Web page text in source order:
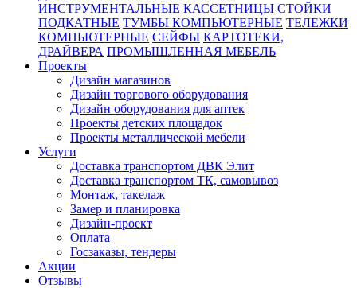
ИНСТРУМЕНТАЛЬНЫЕ КАССЕТНИЦЫ СТОЙКИ
ПОДКАТНЫЕ ТУМБЫ КОМПЬЮТЕРНЫЕ ТЕЛЕЖКИ
КОМПЬЮТЕРНЫЕ СЕЙФЫ КАРТОТЕКИ,
ДРАЙВЕРА ПРОМЫШЛЕННАЯ МЕБЕЛЬ
Проекты
Дизайн магазинов
Дизайн торгового оборудования
Дизайн оборудования для аптек
Проекты детских площадок
Проекты металлической мебели
Услуги
Доставка транспортом ДВК Элит
Доставка транспортом ТК, самовывоз
Монтаж, такелаж
Замер и планировка
Дизайн-проект
Оплата
Госзаказы, тендеры
Акции
Отзывы